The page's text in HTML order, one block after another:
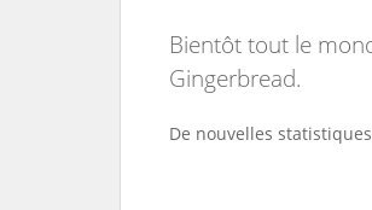
Bientôt tout le
Gingerbread.
De nouvelles